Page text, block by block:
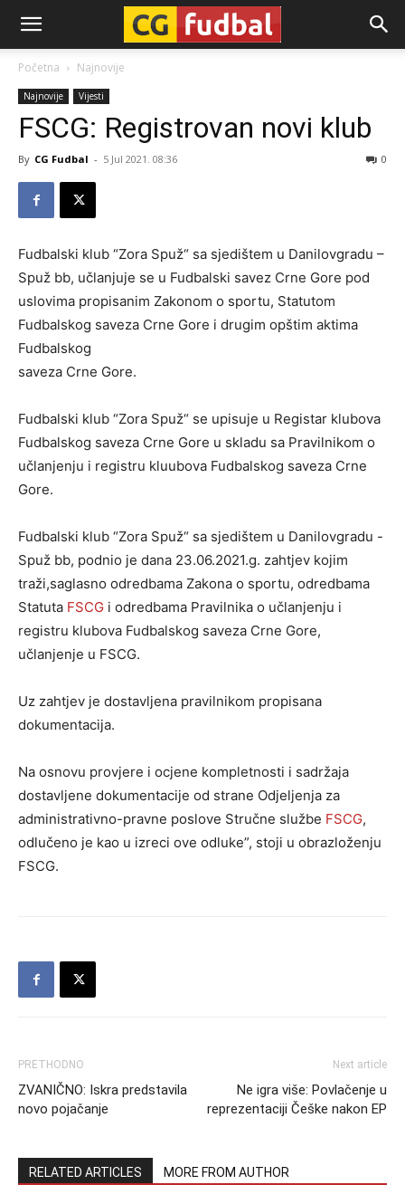
CG-
Fudbal
Početna Najnovije
Najnovije Vijesti
FSCG: Registrovan novi klub
By CG Fudbal - 5 Jul 2021. 08:36 0
Fudbalski klub “Zora Spuž“ sa sjedištem u Danilovgradu –
Spuž bb, učlanjuje se u Fudbalski savez Crne Gore pod
uslovima propisanim Zakonom o sportu, Statutom
Fudbalskog saveza Crne Gore i drugim opštim aktima
Fudbalskog
saveza Crne Gore.
Fudbalski klub “Zora Spuž“ se upisuje u Registar klubova
Fudbalskog saveza Crne Gore u skladu sa Pravilnikom o
učlanjenju i registru kluubova Fudbalskog saveza Crne
Gore.
Fudbalski klub “Zora Spuž“ sa sjedištem u Danilovgradu -
Spuž bb, podnio je dana 23.06.2021.g. zahtjev kojim
traži,saglasno odredbama Zakona o sportu, odredbama
Statuta FSCG i odredbama Pravilnika o učlanjenju i
registru klubova Fudbalskog saveza Crne Gore,
učlanjenje u FSCG.
Uz zahtjev je dostavljena pravilnikom propisana
dokumentacija.
Na osnovu provjere i ocjene kompletnosti i sadržaja
dostavljene dokumentacije od strane Odjeljenja za
administrativno-pravne poslove Stručne službe FSCG,
odlučeno je kao u izreci ove odluke”, stoji u obrazloženju
FSCG.
PRETHODNO
ZVANIČNO: Iskra predstavila
novo pojačanje
Next article
Ne igra više: Povlačenje u
reprezentaciji Češke nakon EP
RELATED ARTICLES MORE FROM AUTHOR